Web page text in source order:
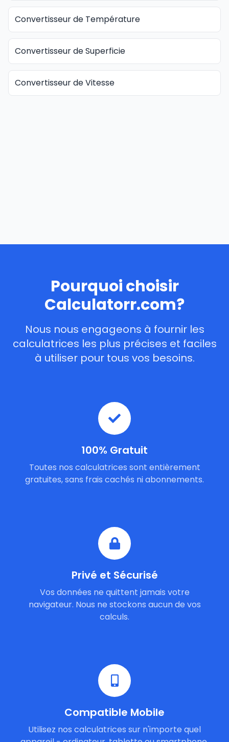
Convertisseur de Température
Convertisseur de Superficie
Convertisseur de Vitesse
Pourquoi choisir
Calculatorr.com?
Nous nous engageons à fournir les
calculatrices les plus précises et faciles
à utiliser pour tous vos besoins.
100% Gratuit
Toutes nos calculatrices sont entièrement
gratuites, sans frais cachés ni abonnements.
Privé et Sécurisé
Vos données ne quittent jamais votre
navigateur. Nous ne stockons aucun de vos
calculs.
Compatible Mobile
Utilisez nos calculatrices sur n'importe quel